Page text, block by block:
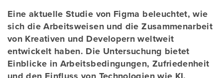
Eine aktuelle Studie von Figma beleuchtet, wie
sich die Arbeitsweisen und die Zusammenarbeit
von Kreativen und Developern weltweit
entwickelt haben. Die Untersuchung bietet
Einblicke in Arbeitsbedingungen, Zufriedenheit